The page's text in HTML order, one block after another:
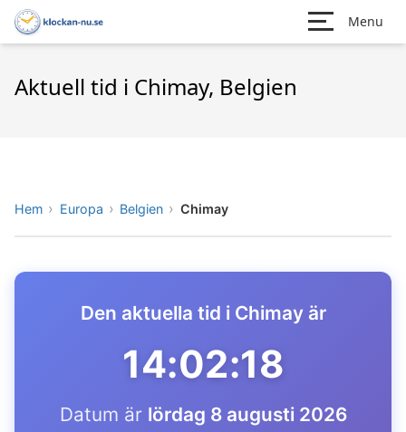
Menu
Aktuell tid i Chimay, Belgien
Hem Europa Belgien Chimay
Den aktuella tid i Chimay är
14:02:18
Datum är lördag 8 augusti 2026